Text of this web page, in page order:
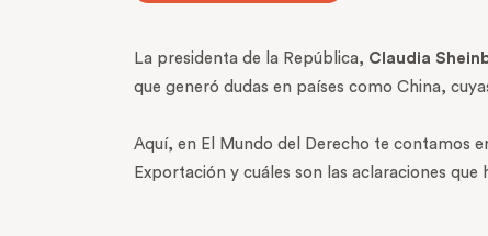
La presidenta de la República, Claudia
que generó dudas en países como China,
Aquí, en El Mundo del Derecho te contamos
Exportación y cuáles son las aclaraciones